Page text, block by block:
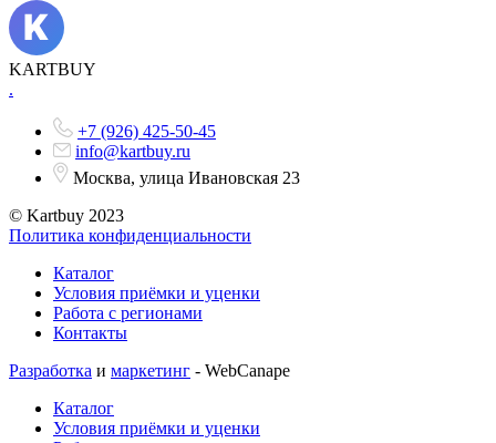
KARTBUY
.
+7 (926) 425-50-45
info@kartbuy.ru
Москва, улица Ивановская 23
© Kartbuy 2023
Политика конфиденциальности
Каталог
Условия приёмки и уценки
Работа с регионами
Контакты
Разработка и маркетинг - WebCanape
Каталог
Условия приёмки и уценки